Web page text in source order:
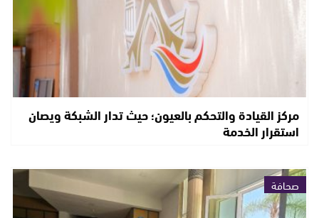
مركز القيادة والتحكم بالعيون؛ حيث تدار الشبكة ويصان
استقرار الخدمة
صحافة